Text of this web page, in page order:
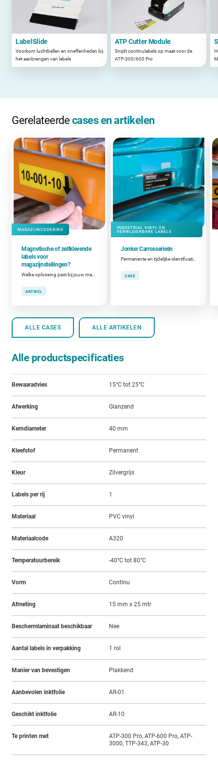
LabelSlide
Voorkom luchtbellen en oneffenheden bij
het aanbrengen van labels
ATP Cutter Module
Snijdt continulabels op maat voor de
ATP-300/600 Pro
Gerelateerde cases en artikelen
MAGAZIJNCODERING
Magnetische of zelfklevende
labels voor
magazijnstellingen?
ARTIKEL
INDUSTRIAL VINYL EN
VERWIJDERBARE LABELS
Jonker Carrosserieën
CASE
ALLE CASES ALLE ARTIKELEN
Alle productspecificaties
Bewaaradvies 15°C tot 25°C
Afwerking Glanzend
Kerndiameter 40 mm
Kleefstof Permanent
Kleur Zilvergrijs
Labels per rij 1
Materiaal PVC vinyl
Materiaalcode A320
Temperatuurbereik -40°C tot 80°C
Vorm Continu
Afmeting 15 mm x 25 mtr
Beschermlaminaat beschikbaar Nee
Aantal labels in verpakking 1 rol
Manier van bevestigen Plakkend
Aanbevolen inktfolie AR-01
Geschikt inktfolie AR-10
Te printen met
ATP-300 Pro, ATP-600 Pro, ATP-
3000, TTP-343, ATP-30